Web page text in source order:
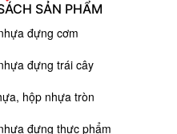
SẢN PHẨM
đựng cơm
đựng trái cây
hộp nhựa tròn
đựng thực phẩm